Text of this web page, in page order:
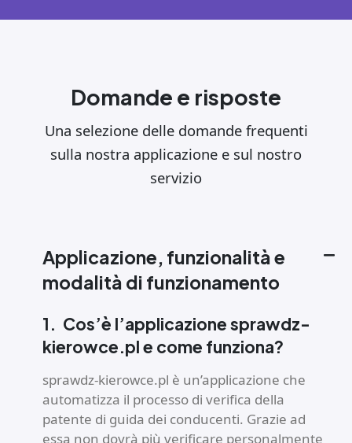
Domande e risposte
Una selezione delle domande frequenti
sulla nostra applicazione e sul nostro
servizio
Applicazione, funzionalità e
modalità di funzionamento
1. Cos’è l’applicazione sprawdz-
kierowce.pl e come funziona?
sprawdz-kierowce.pl è un’applicazione che
automatizza il processo di verifica della
patente di guida dei conducenti. Grazie ad
essa non dovrà più verificare personalmente